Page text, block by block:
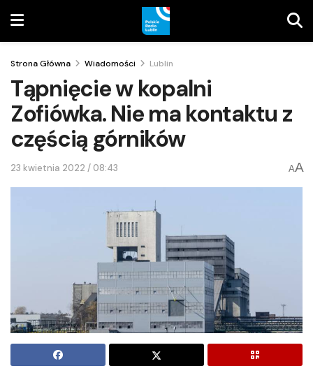
Strona Główna Wiadomości Lublin
Tąpnięcie w kopalni
Zofiówka. Nie ma kontaktu z
częścią górników
23 kwietnia 2022 / 08:43 AA